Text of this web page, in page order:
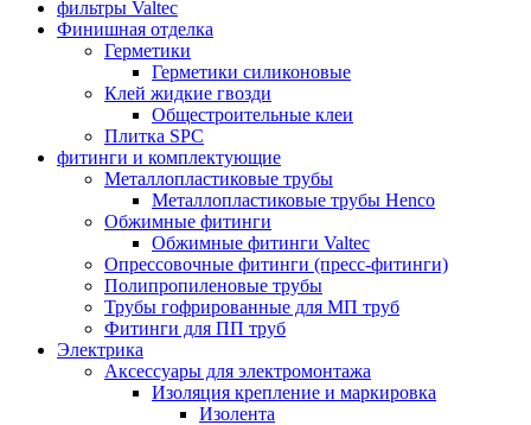
фильтры Valtec
Финишная отделка
Герметики
Герметики силиконовые
Клей жидкие гвозди
Общестроительные клеи
Плитка SPC
фитинги и комплектующие
Металлопластиковые трубы
Металлопластиковые трубы Henco
Обжимные фитинги
Обжимные фитинги Valtec
Опрессовочные фитинги (пресс-фитинги)
Полипропиленовые трубы
Трубы гофрированные для МП труб
Фитинги для ПП труб
Электрика
Аксессуары для электромонтажа
Изоляция крепление и маркировка
Изолента